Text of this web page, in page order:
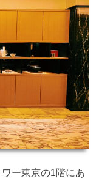
ー東京の1階にあ